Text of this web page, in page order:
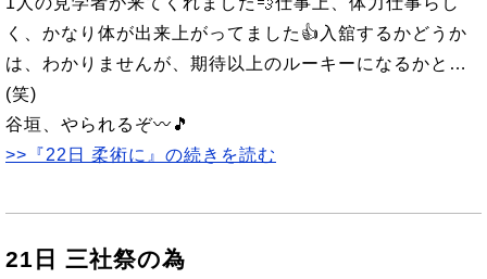
く、かなり体が出来上がってました👍入舘するかどうか
は、わかりませんが、期待以上のルーキーになるかと…
(笑)
谷垣、やられるぞ〰🎵
>>『22日 柔術に』の続きを読む
21日 三社祭の為